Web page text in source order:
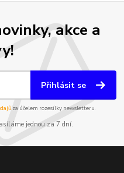
akce a
Přihlásit se
za účelem rozesílky newsletteru.
jednou za 7 dní.